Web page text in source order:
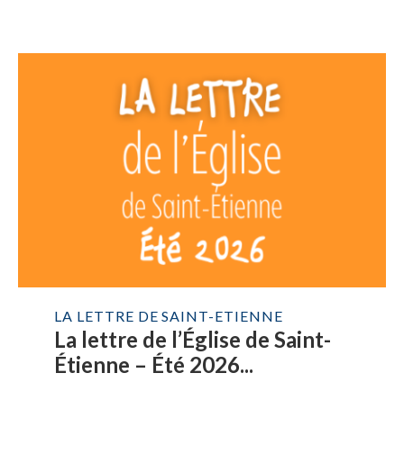
LA LETTRE DE SAINT-ETIENNE
La lettre de l’Église de Saint-
Étienne – Été 2026...